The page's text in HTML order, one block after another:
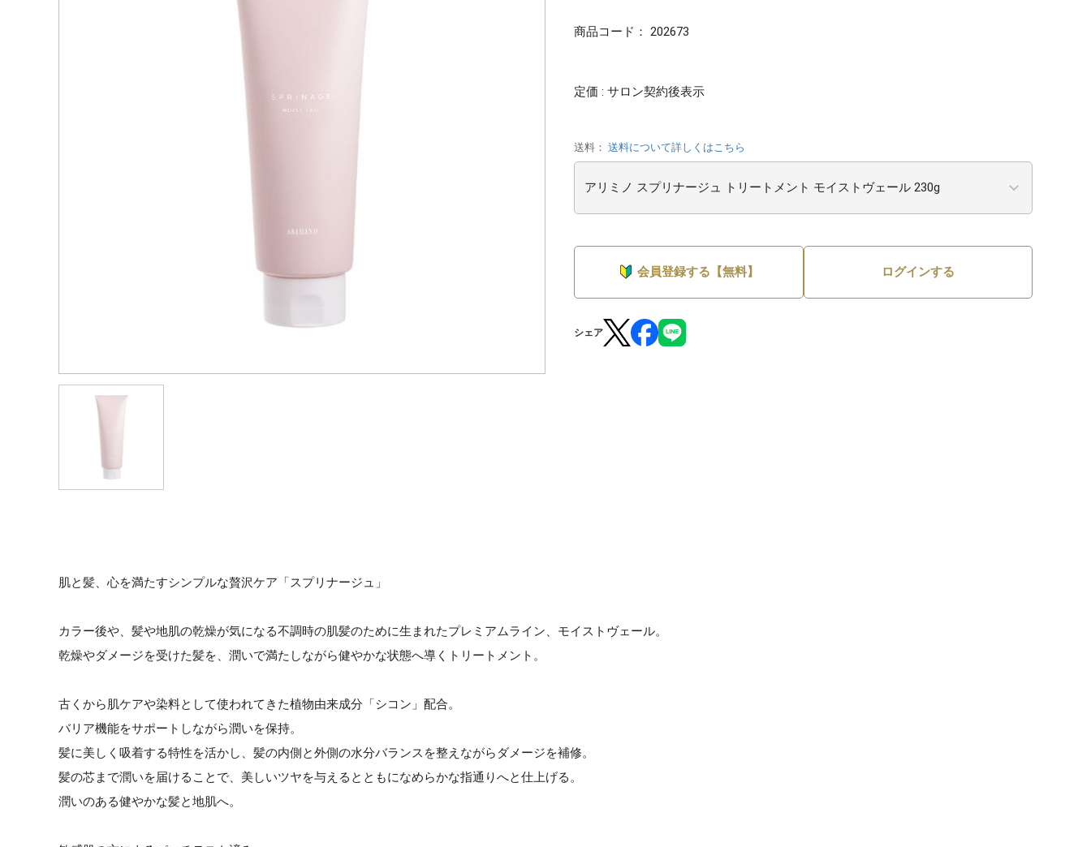
商品コード： 202673
定価 : サロン契約後表示
送料： 送料について詳しくはこちら
会員登録する【無料】 ログインする
シェア
肌と髪、心を満たすシンプルな贅沢ケア「スプリナージュ」
カラー後や、髪や地肌の乾燥が気になる不調時の肌髪のために生まれたプレミアムライン、モイストヴェール。
乾燥やダメージを受けた髪を、潤いで満たしながら健やかな状態へ導くトリートメント。
古くから肌ケアや染料として使われてきた植物由来成分「シコン」配合。
バリア機能をサポートしながら潤いを保持。
髪に美しく吸着する特性を活かし、髪の内側と外側の水分バランスを整えながらダメージを補修。
髪の芯まで潤いを届けることで、美しいツヤを与えるとともになめらかな指通りへと仕上げる。
潤いのある健やかな髪と地肌へ。